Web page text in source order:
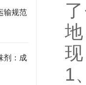
输规范
剂：成
1